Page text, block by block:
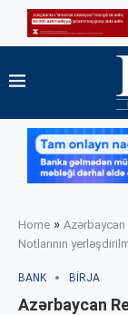
Home » Azərbaycan
Notlarının
BANK BIRJA
Azərbaycan